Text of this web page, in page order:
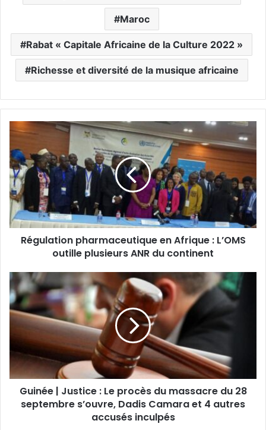
Maroc
Rabat « Capitale Africaine de la Culture 2022 »
Richesse et diversité de la musique africaine
Régulation pharmaceutique en Afrique : L’OMS
outille plusieurs ANR du continent
Guinée | Justice : Le procès du massacre du 28
septembre s’ouvre, Dadis Camara et 4 autres
accusés inculpés